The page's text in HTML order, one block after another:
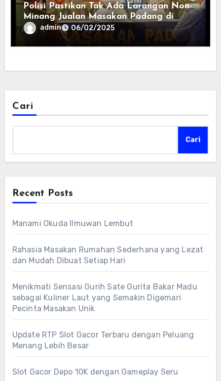
Polisi Pastikan Tak Ada Larangan Non-
Minang Jualan Masakan Padang di
Cirebon
admin 06/02/2025
Cari
Cari
Recent Posts
Manami Okuda Ilmuwan Lembut
Rahasia Masakan Rumahan Sederhana yang Lezat
dan Mudah Dibuat Setiap Hari
Menikmati Sensasi Gurih Sate Gurita Bakar Madu
sebagai Kuliner Laut yang Semakin Digemari
Pecinta Masakan Unik
Update RTP Slot Gacor Terbaru dengan Peluang
Menang Lebih Besar
Slot Gacor Depo 10K dengan Gameplay Seru